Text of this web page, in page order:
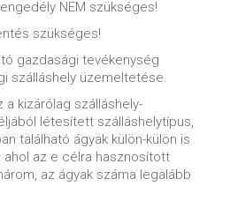
NEM szükséges!
szükséges!
gazdasági tevékenység
szálláshely üzemeltetése.
a kizárólag szálláshely-
létesített szálláshelytípus,
található ágyak külön-külön is
ahol az e célra hasznosított
az ágyak száma legalább